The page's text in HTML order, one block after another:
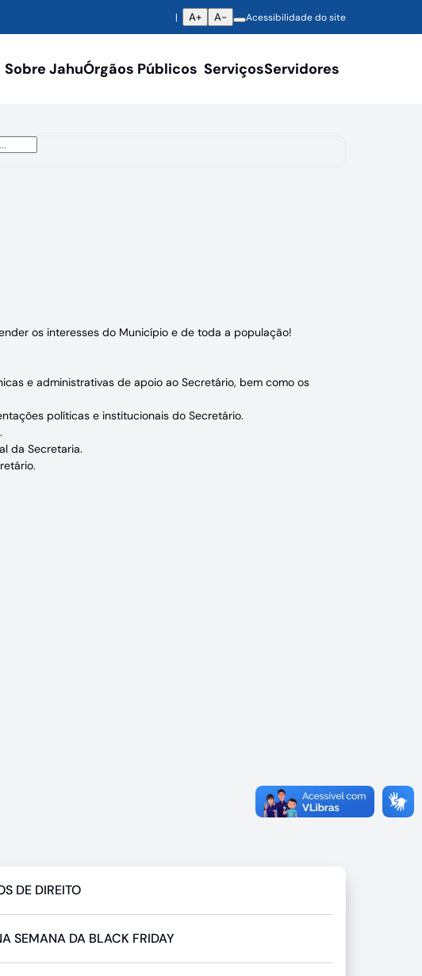
A+ A- Acessibilidade do site
Sobre JahuÓrgãos Públicos ServiçosServidores
os interesses do Município e de toda a população!
e administrativas de apoio ao Secretário, bem como os
políticas e institucionais do Secretário.
da Secretaria.
DE DIREITO
SEMANA DA BLACK FRIDAY